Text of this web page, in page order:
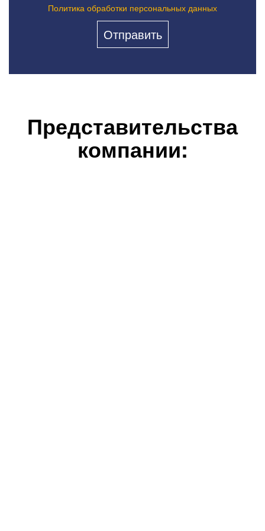
Политика обработки персональных данных
Представительства
компании: